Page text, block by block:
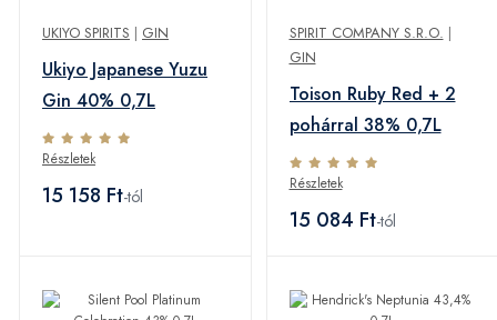
UKIYO SPIRITS | GIN
Ukiyo Japanese Yuzu
Gin 40% 0,7L
Részletek
15 158 Ft-tól
SPIRIT COMPANY S.R.O. |
GIN
Toison Ruby Red + 2
pohárral 38% 0,7L
Részletek
15 084 Ft-tól